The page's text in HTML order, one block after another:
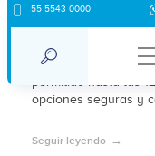
55 5543 0000
¿Dónde
En 2025, el aborto
permitido hasta las
opciones seguras y
Seguir leyendo